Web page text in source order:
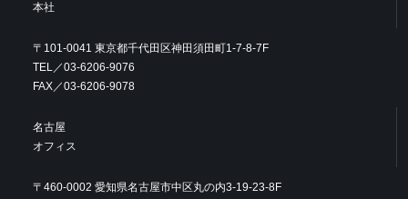
本社
〒101-0041 東京都千代田区神田須田町1-7-8-7F
TEL／03-6206-9076
FAX／03-6206-9078
名古屋
オフィス
〒460-0002 愛知県名古屋市中区丸の内3-19-23-8F